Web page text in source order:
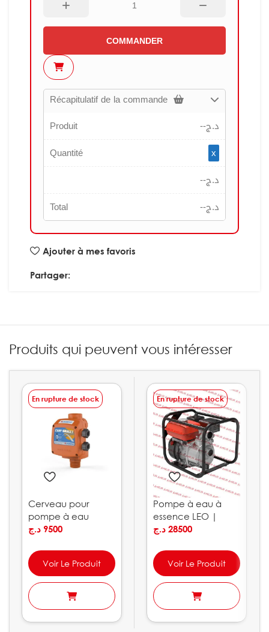
COMMANDER
Récapitulatif de la commande
Produit
--د.ج
Quantité
x
--د.ج
Total
--د.ج
Ajouter à mes favoris
Partager:
Produits qui peuvent vous intéresser
En rupture de stock
Cerveau pour
pompe à eau
10bar PEDROLLO
9500 د.ج
Voir Le Produit
En rupture de stock
Pompe à eau à
essence LEO |
LGP1028500 د.ج
Voir Le Produit